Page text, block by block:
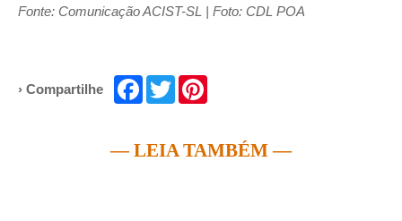
Fonte: Comunicação ACIST-SL | Foto: CDL POA
› Compartilhe Facebook
Twitter
— LEIA TAMBÉM —